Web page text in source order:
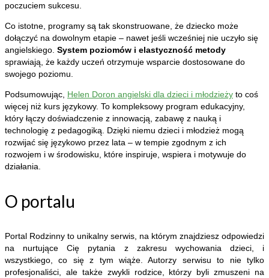
poczuciem sukcesu.
Co istotne, programy są tak skonstruowane, że dziecko może
dołączyć na dowolnym etapie – nawet jeśli wcześniej nie uczyło się
angielskiego. System poziomów i elastyczność metody
sprawiają, że każdy uczeń otrzymuje wsparcie dostosowane do
swojego poziomu.
Podsumowując, Helen Doron angielski dla dzieci i młodzieży to coś
więcej niż kurs językowy. To kompleksowy program edukacyjny,
który łączy doświadczenie z innowacją, zabawę z nauką i
technologię z pedagogiką. Dzięki niemu dzieci i młodzież mogą
rozwijać się językowo przez lata – w tempie zgodnym z ich
rozwojem i w środowisku, które inspiruje, wspiera i motywuje do
działania.
O portalu
Portal Rodzinny to unikalny serwis, na którym znajdziesz odpowiedzi
na nurtujące Cię pytania z zakresu wychowania dzieci, i
wszystkiego, co się z tym wiąże. Autorzy serwisu to nie tylko
profesjonaliści, ale także zwykli rodzice, którzy byli zmuszeni na